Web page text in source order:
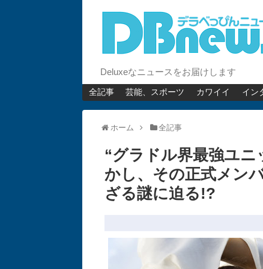
Deluxeなニュースをお届けします
全記事 芸能、スポーツ カワイイ イン
ホーム 全記事
“グラドル界最強ユ
かし、その正式メン
ざる謎に迫る!?